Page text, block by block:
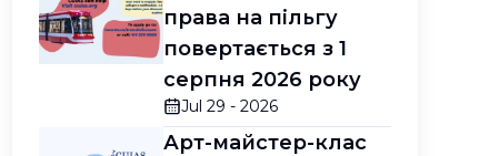
права на пільгу
повертається з 1
серпня 2026 року
Jul 29 - 2026
Арт-майстер-клас